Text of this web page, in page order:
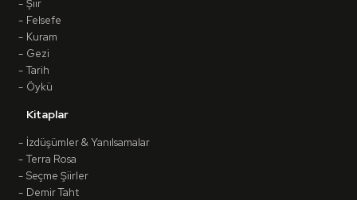
Şiir
Felsefe
Kuram
Gezi
Tarih
Öykü
Kitaplar
İzdüşümler & Yanılsamalar
Terra Rosa
Seçme Şiirler
Demir Taht